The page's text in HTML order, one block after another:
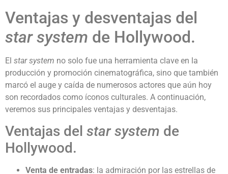
Ventajas y desventajas del
star system de Hollywood.
El star system no solo fue una herramienta clave en la
producción y promoción cinematográfica, sino que también
marcó el auge y caída de numerosos actores que aún hoy
son recordados como íconos culturales. A continuación,
veremos sus principales ventajas y desventajas.
Ventajas del star system de
Hollywood.
Venta de entradas: la admiración por las estrellas de